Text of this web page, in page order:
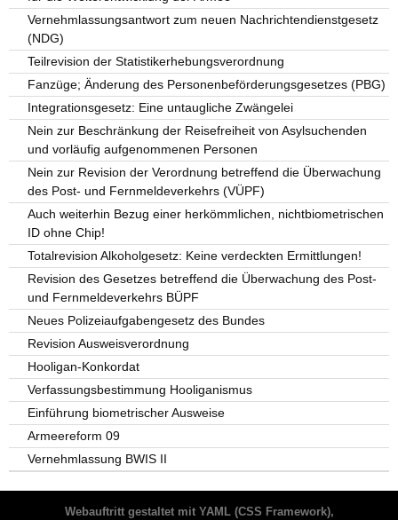
Vernehmlassungsantwort zum neuen Nachrichtendienstgesetz
(NDG)
Teilrevision der Statistikerhebungsverordnung
Fanzüge; Änderung des Personenbeförderungsgesetzes (PBG)
Integrationsgesetz: Eine untaugliche Zwängelei
Nein zur Beschränkung der Reisefreiheit von Asylsuchenden
und vorläufig aufgenommenen Personen
Nein zur Revision der Verordnung betreffend die Überwachung
des Post- und Fernmeldeverkehrs (VÜPF)
Auch weiterhin Bezug einer herkömmlichen, nichtbiometrischen
ID ohne Chip!
Totalrevision Alkoholgesetz: Keine verdeckten Ermittlungen!
Revision des Gesetzes betreffend die Überwachung des Post-
und Fernmeldeverkehrs BÜPF
Neues Polizeiaufgabengesetz des Bundes
Revision Ausweisverordnung
Hooligan-Konkordat
Verfassungsbestimmung Hooliganismus
Einführung biometrischer Ausweise
Armeereform 09
Vernehmlassung BWIS II
Webauftritt gestaltet mit YAML(CSS Framework),